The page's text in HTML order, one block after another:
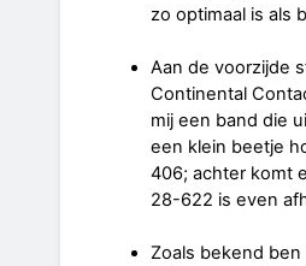
zo optimaal is als
Aan de voorzijde
Continental
mij een band die
een klein beetje
406; achter komt
28-622 is even
Zoals bekend